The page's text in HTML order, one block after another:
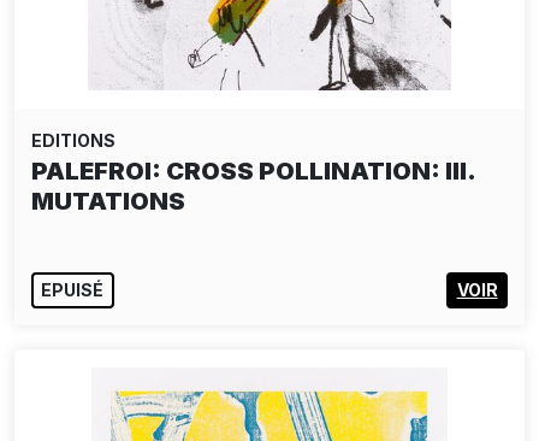
EDITIONS
PALEFROI: CROSS POLLINATION: III.
MUTATIONS
EPUISÉ VOIR